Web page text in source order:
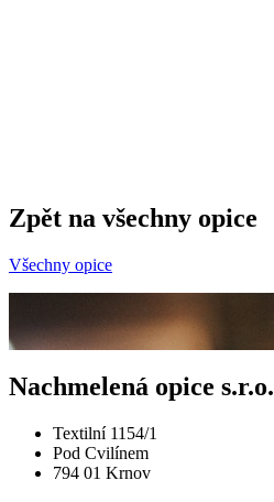
Zpět na všechny opice
Všechny opice
Nachmelená opice s.r.o.
Textilní 1154/1
Pod Cvilínem
794 01 Krnov